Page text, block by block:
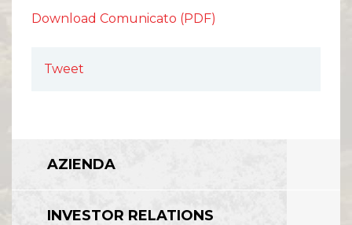
Organi Sociali
Download Comunicato (PDF)
Tweet
AZIENDA
INVESTOR RELATIONS